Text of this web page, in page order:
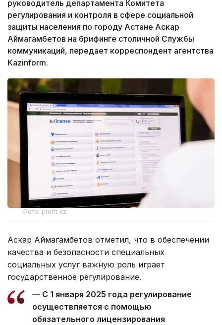
руководитель департамента Комитета
регулирования и контроля в сфере социальной
защиты населения по городу Астане Аскар
Аймагамбетов на брифинге столичной Службы
коммуникаций, передает корреспондент агентства
Kazinform.
Фото: profit.kz
Аскар Аймагамбетов отметил, что в обеспечении
качества и безопасности специальных
социальных услуг важную роль играет
государственное регулирование.
— С 1 января 2025 года регулирование
осуществляется с помощью
обязательного лицензирования